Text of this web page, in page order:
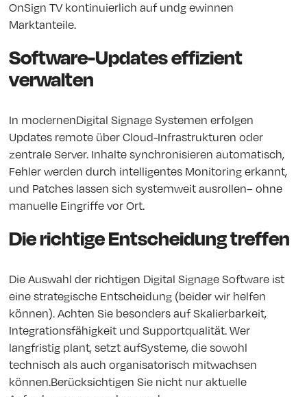
OnSign TV kontinuierlich auf undg ewinnen
Marktanteile.
Software-Updates effizient
verwalten
In modernenDigital Signage Systemen erfolgen
Updates remote über Cloud-Infrastrukturen oder
zentrale Server. Inhalte synchronisieren automatisch,
Fehler werden durch intelligentes Monitoring erkannt,
und Patches lassen sich systemweit ausrollen– ohne
manuelle Eingriffe vor Ort.
Die richtige Entscheidung treffen
Die Auswahl der richtigen Digital Signage Software ist
eine strategische Entscheidung (beider wir helfen
können). Achten Sie besonders auf Skalierbarkeit,
Integrationsfähigkeit und Supportqualität. Wer
langfristig plant, setzt aufSysteme, die sowohl
technisch als auch organisatorisch mitwachsen
können.Berücksichtigen Sie nicht nur aktuelle